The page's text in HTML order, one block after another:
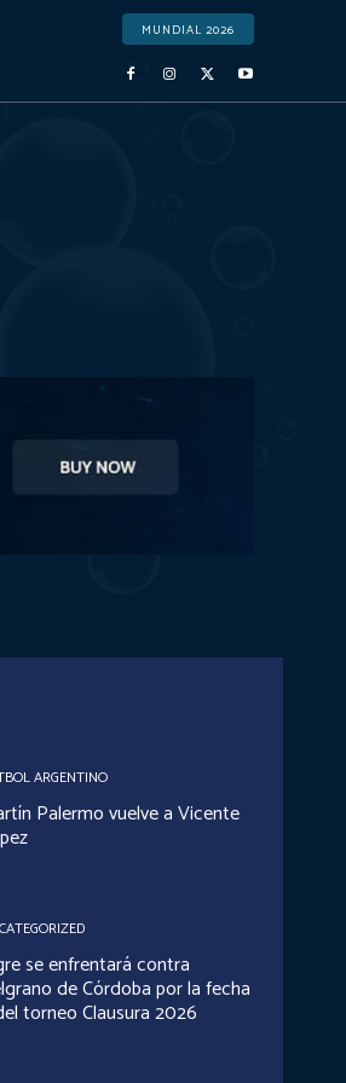
MUNDIAL 2026
ARGENTINO
Palermo vuelve a Vicente
se enfrentará contra
de Córdoba por la fecha
torneo Clausura 2026